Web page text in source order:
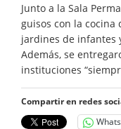
Junto a la Sala
guisos con la cocina
jardines de infantes
Además, se
instituciones
Compartir en redes